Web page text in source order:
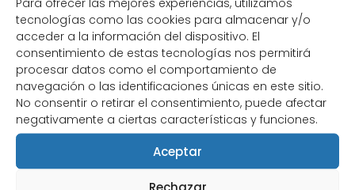
tecnologías como las cookies para almacenar y/o
acceder a la información del dispositivo. El
consentimiento de estas tecnologías nos permitirá
procesar datos como el comportamiento de
navegación o las identificaciones únicas en este sitio.
No consentir o retirar el consentimiento, puede afectar
negativamente a ciertas características y funciones.
Aceptar
Rechazar
Ver producto
1.200,00€
Promoción